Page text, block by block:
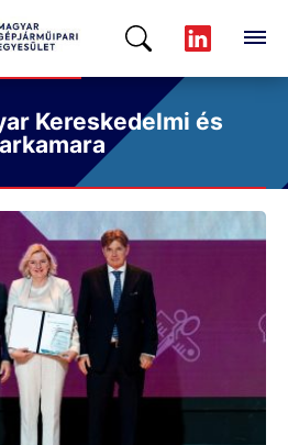
Kereskedelmi és